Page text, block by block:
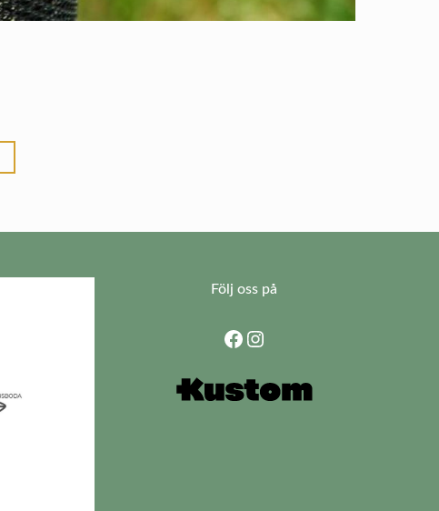
Följ oss på
Facebook
Instagram